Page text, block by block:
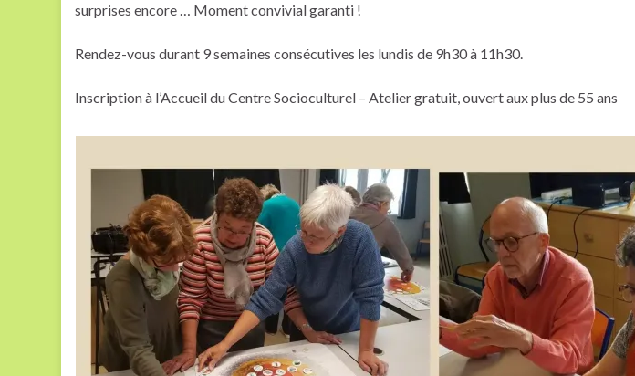
surprises encore … Moment convivial garanti !
Rendez-vous durant 9 semaines consécutives les lundis de 9h30 à 11h30.
Inscription à l’Accueil du Centre Socioculturel – Atelier gratuit, ouvert aux plus de 55 ans